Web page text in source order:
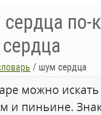
по-
/ шум сердца
можно
и пиньине.